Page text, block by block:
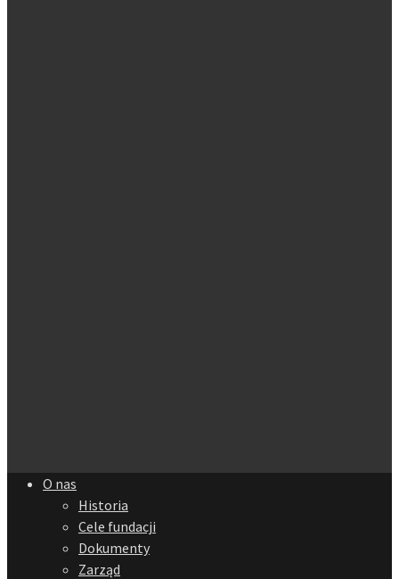
O nas
Historia
Cele fundacji
Dokumenty
Zarząd